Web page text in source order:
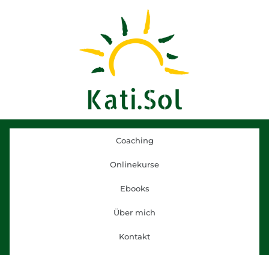
Coaching
Onlinekurse
Ebooks
Über mich
Kontakt